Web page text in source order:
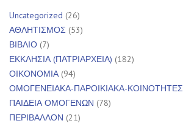
Uncategorized (26)
ΑΘΛΗΤΙΣΜΟΣ (53)
ΒΙΒΛΙΟ (7)
ΕΚΚΛΗΣΙΑ (ΠΑΤΡΙΑΡΧΕΙΑ) (182)
ΟΙΚΟΝΟΜΙΑ(94)
ΟΜΟΓΕΝΕΙΑΚΑ-ΠΑΡΟΙΚΙΑΚΑ-ΚΟΙΝΟΤΗΤΕΣ
ΠΑΙΔΕΙΑ ΟΜΟΓΕΝΩΝ (78)
ΠΕΡΙΒΑΛΛΟΝ (21)